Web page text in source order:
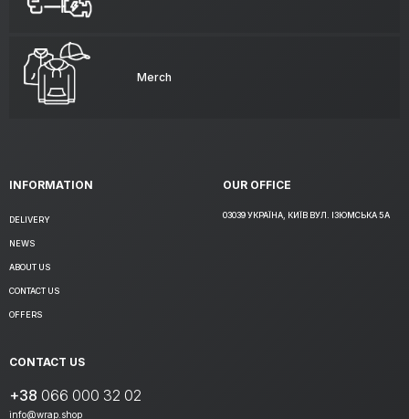
Merch
INFORMATION
DELIVERY
NEWS
ABOUT US
CONTACT US
OFFERS
OUR OFFICE
03039 УКРАЇНА, КИЇВ ВУЛ. ІЗЮМСЬКА 5А
CONTACT US
+38 066 000 32 02
info@wrap.shop